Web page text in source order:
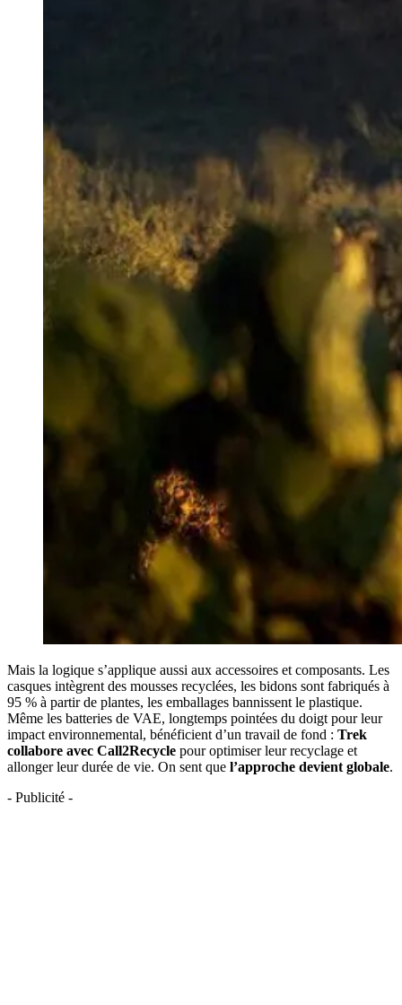
Mais la logique s’applique aussi aux accessoires et composants. Les
casques intègrent des mousses recyclées, les bidons sont fabriqués à
95 % à partir de plantes, les emballages bannissent le plastique.
Même les batteries de VAE, longtemps pointées du doigt pour leur
impact environnemental, bénéficient d’un travail de fond : Trek
collabore avec Call2Recycle pour optimiser leur recyclage et
allonger leur durée de vie. On sent que l’approche devient globale.
- Publicité -